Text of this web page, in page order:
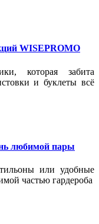
WISEPROMO
которая забита
и буклеты всё
любимой пары
или удобные
частью гардероба